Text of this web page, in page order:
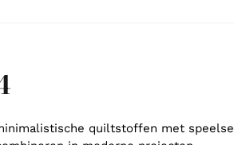
quiltstoffen met